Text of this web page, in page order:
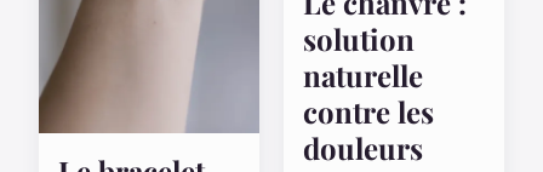
solution
naturelle
contre les
douleurs